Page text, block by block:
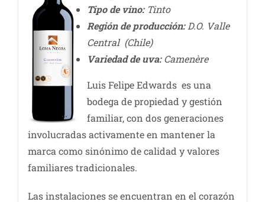
Tipo de vino:Tinto
Región de producción:D.O. Valle
Central (Chile)
Variedad de uva:Camenère
Luis Felipe Edwards es una
bodega de propiedad y gestión
familiar, con dos generaciones
involucradas activamente en mantener la
marca como sinónimo de calidad y valores
familiares tradicionales.
Las instalaciones se encuentran en el corazón